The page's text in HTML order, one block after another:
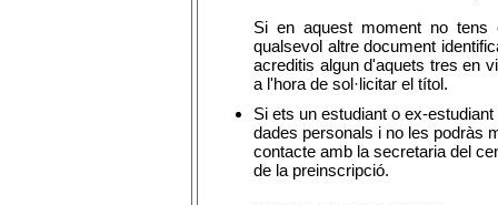
Si en aquest moment no tens
qualsevol altre document
acreditis algun d'aquets tres en
a l'hora de sol·licitar el títol.
Si ets un estudiant o ex-
dades personals i no les podràs
contacte amb la secretaria del
de la preinscripció.